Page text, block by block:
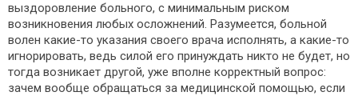
выздоровление больного, с минимальным риском
возникновения любых осложнений. Разумеется, больной
волен какие-то указания своего врача исполнять, а какие-то
игнорировать, ведь силой его принуждать никто не будет, но
тогда возникает другой, уже вполне корректный вопрос:
зачем вообще обращаться за медицинской помощью, если